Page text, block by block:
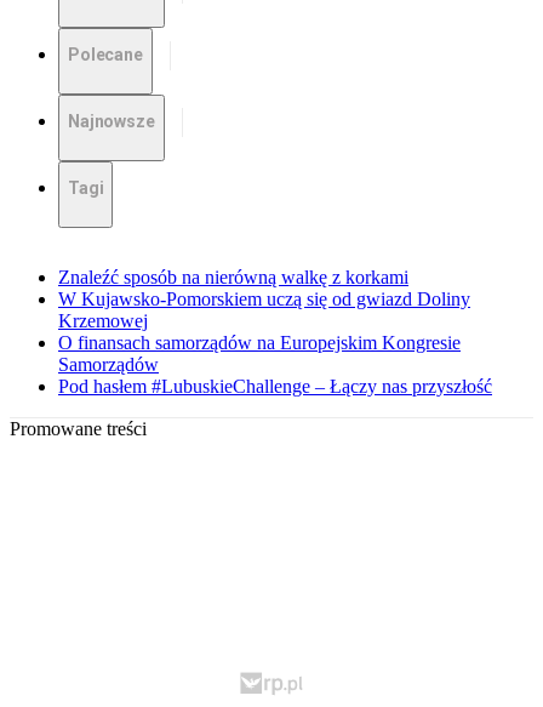
Polecane
Najnowsze
Tagi
Znaleźć sposób na nierówną walkę z korkami
W Kujawsko-Pomorskiem uczą się od gwiazd Doliny
Krzemowej
O finansach samorządów na Europejskim Kongresie
Samorządów
Pod hasłem #LubuskieChallenge – Łączy nas przyszłość
Promowane treści